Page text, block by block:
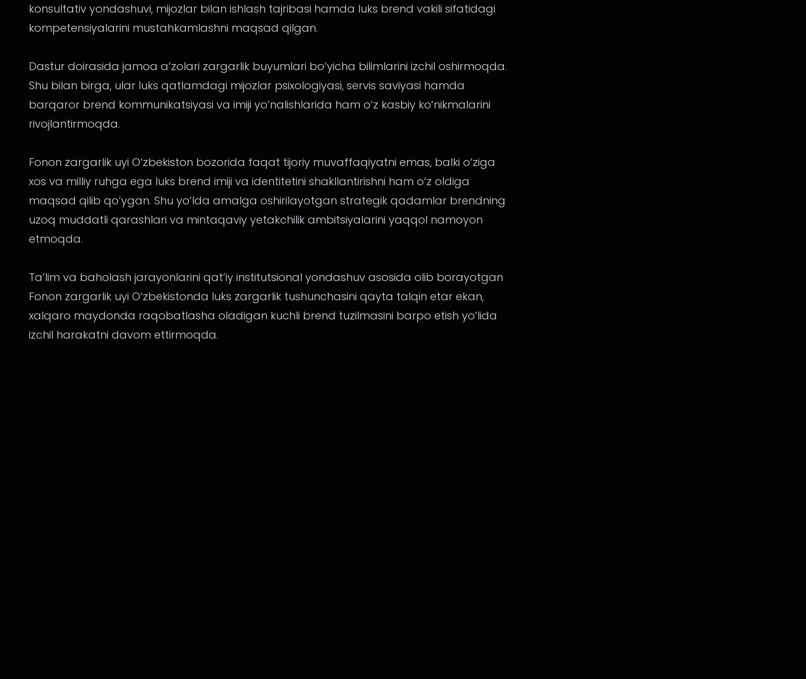
konsultativ yondashuvi, mijozlar bilan ishlash tajribasi hamda luks brend vakili sifatidagi
kompetensiyalarini mustahkamlashni maqsad qilgan.
Dastur doirasida jamoa a’zolari zargarlik buyumlari bo‘yicha bilimlarini izchil oshirmoqda.
Shu bilan birga, ular luks qatlamdagi mijozlar psixologiyasi, servis saviyasi hamda
barqaror brend kommunikatsiyasi va imiji yo‘nalishlarida ham o‘z kasbiy ko‘nikmalarini
rivojlantirmoqda.
Fonon zargarlik uyi O‘zbekiston bozorida faqat tijoriy muvaffaqiyatni emas, balki o‘ziga
xos va milliy ruhga ega luks brend imiji va identitetini shakllantirishni ham o‘z oldiga
maqsad qilib qo‘ygan. Shu yo‘lda amalga oshirilayotgan strategik qadamlar brendning
uzoq muddatli qarashlari va mintaqaviy yetakchilik ambitsiyalarini yaqqol namoyon
etmoqda.
Ta’lim va baholash jarayonlarini qat’iy institutsional yondashuv asosida olib borayotgan
Fonon zargarlik uyi O‘zbekistonda luks zargarlik tushunchasini qayta talqin etar ekan,
xalqaro maydonda raqobatlasha oladigan kuchli brend tuzilmasini barpo etish yo‘lida
izchil harakatni davom ettirmoqda.